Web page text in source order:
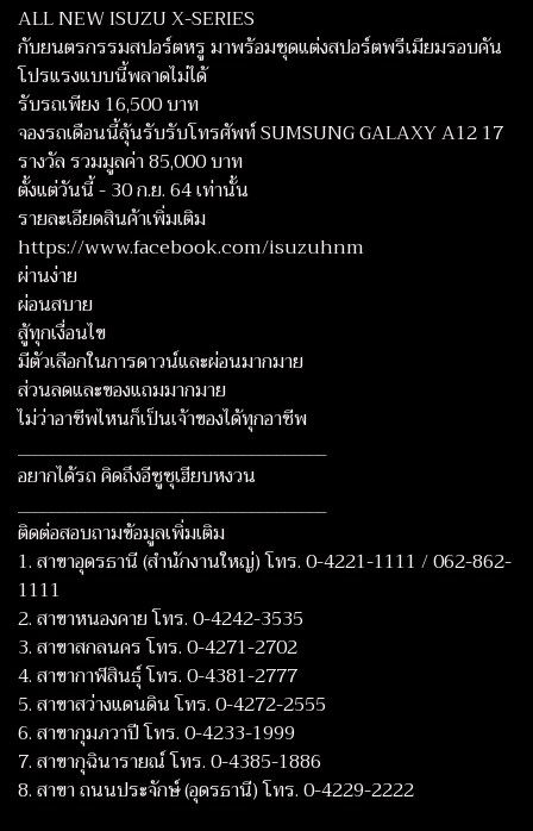
ALL NEW ISUZU X-SERIES
กับยนตรกรรมสปอร์ตหรู มาพร้อมชุดแต่ง​สปอร์ตพรีเมียมรอบคัน
โปรแรงแบบนี้พลาดไม่ได้
รับรถเพียง 16,500 บาท
จองรถเดือนนี้ลุ้นรับรับโทรศัพท์ SUMSUNG GALAXY A12 17
รางวัล รวมมูลค่า 85,000 บาท
ตั้งแต่วันนี้ - 30 ก.ย. 64 เท่านั้น
รายละเอียดสินค้าเพิ่มเติม
https://www.facebook.com/isuzuhnm
ผ่านง่าย
ผ่อนสบาย
สู้ทุกเงื่อนไข
มีตัวเลือกในการดาวน์และผ่อนมากมาย
ส่วนลดและของแถมมากมาย
ไม่ว่าอาชีพไหนก็เป็นเจ้าของได้ทุกอาชีพ
_____________________________________
อยากได้รถ คิดถึงอีซูซุเฮียบหงวน
_____________________________________
ติดต่อสอบถามข้อมูลเพิ่มเติม
1. สาขาอุดรธานี (สำนักงานใหญ่) โทร. 0-4221-1111 / 062-862-
1111
2. สาขาหนองคาย โทร. 0-4242-3535
3. สาขาสกลนคร โทร. 0-4271-2702
4. สาขากาฬสินธุ์ โทร. 0-4381-2777
5. สาขาสว่างแดนดิน โทร. 0-4272-2555
6. สาขากุมภวาปี โทร. 0-4233-1999
7. สาขากุฉินารายณ์ โทร. 0-4385-1886
8. สาขา ถนนประจักษ์ (อุดรธานี) โทร. 0-4229-2222